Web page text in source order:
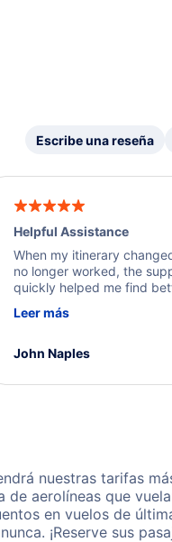
Escribe una reseña
Helpful Assistance
When my itinerary
no longer worked, the
quickly helped me find
beyond to resolve the
Leer más
John Naples
nuestras tarifas
aerolíneas que
en vuelos de
¡Reserve sus